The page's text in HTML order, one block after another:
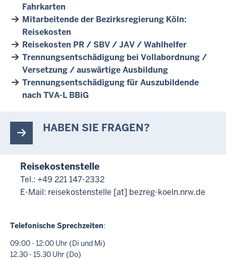
Fahrkarten
Mitarbeitende der Bezirksregierung Köln:
Reisekosten
Reisekosten PR / SBV / JAV / Wahlhelfer
Trennungsentschädigung bei Vollabordnung /
Versetzung / auswärtige Ausbildung
Trennungsentschädigung für Auszubildende
nach TVA-L BBiG
HABEN SIE FRAGEN?
Reisekostenstelle
Tel.: +49 221 147-2332
E-Mail: reisekostenstelle [at] bezreg-koeln.nrw.de
Telefonische Sprechzeiten:
09:00 - 12:00 Uhr (Di und Mi)
12.30 - 15.30 Uhr (Do)